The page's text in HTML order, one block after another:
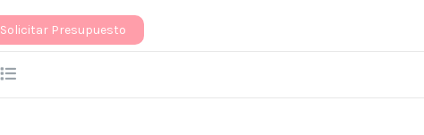
Solicitar Presupuesto